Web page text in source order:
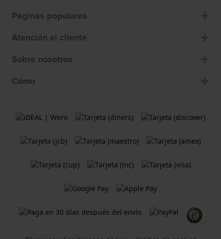
Páginas populares
Atención al cliente
Sobre nosotros
Cómo